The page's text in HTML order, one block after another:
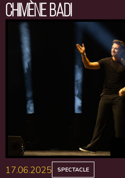
CHIMÈNE BADI
17.06.2025 SPECTACLE